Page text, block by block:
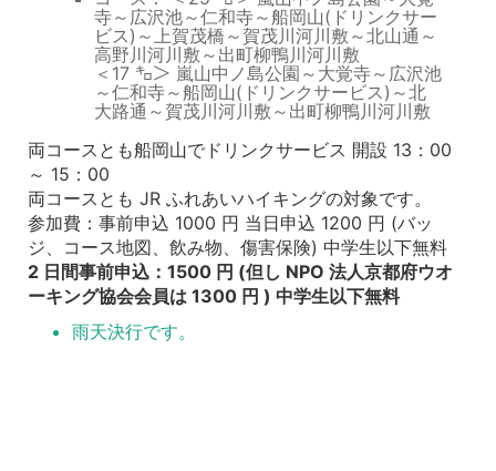
寺～広沢池～仁和寺～船岡山(ドリンクサー
ビス)～上賀茂橋～賀茂川河川敷～北山通～
高野川河川敷～出町柳鴨川河川敷
＜17 ㌔＞ 嵐山中ノ島公園～大覚寺～広沢池
～仁和寺～船岡山(ドリンクサービス)～北
大路通～賀茂川河川敷～出町柳鴨川河川敷
両コースとも船岡山でドリンクサービス 開設 13：00
～ 15：00
両コースとも JR ふれあいハイキングの対象です。
参加費：事前申込 1000 円 当日申込 1200 円 (バッ
ジ、コース地図、飲み物、傷害保険) 中学生以下無料
2 日間事前申込：1500 円 (但し NPO 法人京都府ウオ
ーキング協会会員は 1300 円 ) 中学生以下無料
雨天決行です。